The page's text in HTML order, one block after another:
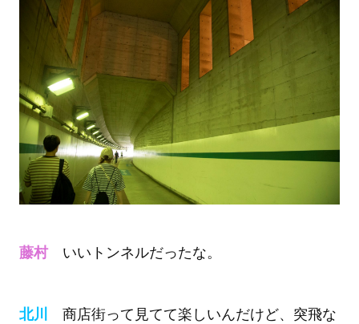
藤村いいトンネルだったな。
北川
商店街って見てて楽しいんだけど、突飛な